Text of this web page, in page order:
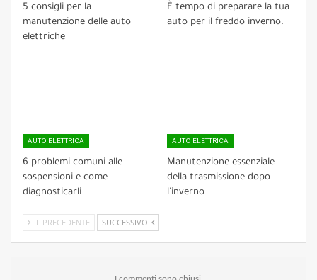
5 consigli per la
manutenzione delle auto
elettriche
È tempo di preparare la tua
auto per il freddo inverno.
AUTO ELETTRICA
6 problemi comuni alle
sospensioni e come
diagnosticarli
AUTO ELETTRICA
Manutenzione essenziale
della trasmissione dopo
l'inverno
IL PRECEDENTE SUCCESSIVO